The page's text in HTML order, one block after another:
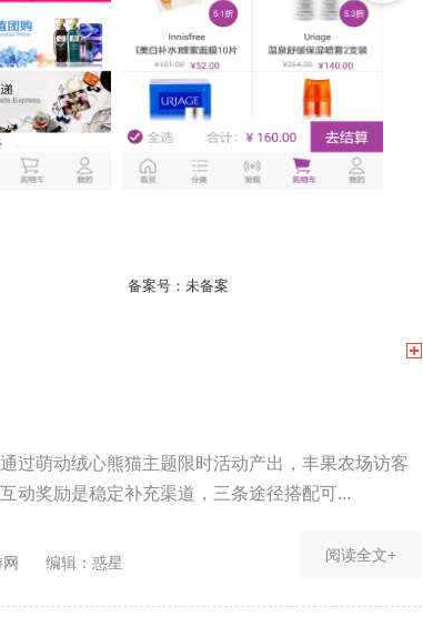
备案号： 未备案
过萌动绒心熊猫主题限时活动产出，丰果农场访客
动奖励是稳定补充渠道，三条途径搭配可...
编辑：惑星 阅读全文+